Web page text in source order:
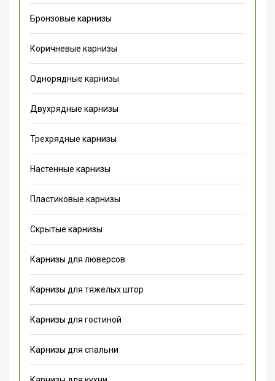
Бронзовые карнизы
Коричневые карнизы
Однорядные карнизы
Двухрядные карнизы
Трехрядные карнизы
Настенные карнизы
Пластиковые карнизы
Скрытые карнизы
Карнизы для люверсов
Карнизы для тяжелых штор
Карнизы для гостиной
Карнизы для спальни